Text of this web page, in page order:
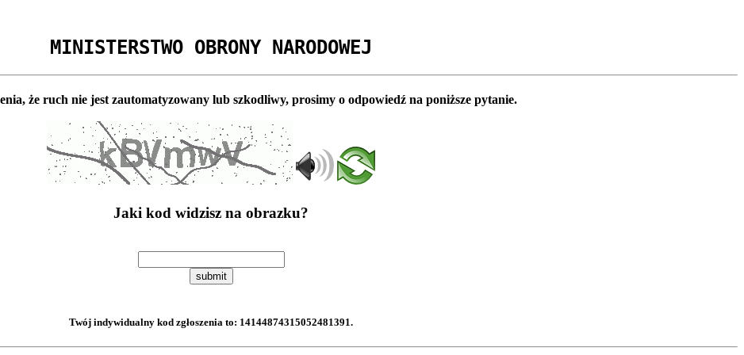
MINISTERSTWO OBRONY NARODOWEJ
że ruch nie jest zautomatyzowany lub szkodliwy, prosimy o odpowiedź na poniższe pytanie.
Jaki kod widzisz na obrazku?
submit
Twój indywidualny kod zgłoszenia to: 14144874315052481391.